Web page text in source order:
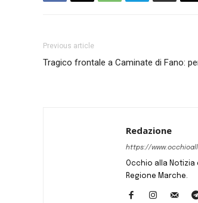
Previous article
Tragico frontale a Caminate di Fano:
Redazione
https://
Occhio alla Notizia
Regione Marche.